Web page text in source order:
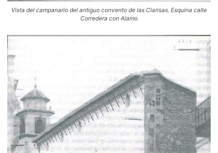
Vista del campanario del antiguo convento de las Clarisas. Esquina calle
Corredera con Alamo